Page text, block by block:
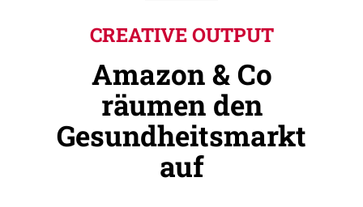
CREATIVE OUTPUT
Amazon & Co
räumen den
Gesundheitsmarkt
auf